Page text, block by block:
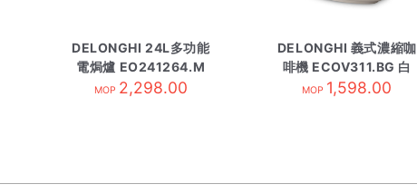
DELONGHI 24L多功能
電焗爐 EO241264.M
MOP 2,298.00
DELONGHI 義式濃縮咖
啡機 ECOV311.BG 白
MOP 1,598.00